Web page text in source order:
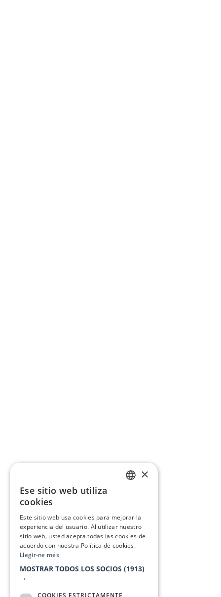
×
Ese sitio web utiliza
cookies
Este sitio web usa cookies para mejorar la
experiencia del usuario. Al utilizar nuestro
sitio web, usted acepta todas las cookies de
acuerdo con nuestra Política de cookies.
Llegir-ne més
MOSTRAR TODOS LOS SOCIOS (1913)
→
COOKIES ESTRICTAMENTE